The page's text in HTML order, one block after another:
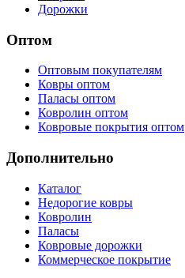
Дорожки
Оптом
Оптовым покупателям
Ковры оптом
Паласы оптом
Ковролин оптом
Ковровые покрытия оптом
Дополнительно
Каталог
Недорогие ковры
Ковролин
Паласы
Ковровые дорожки
Коммерческое покрытие